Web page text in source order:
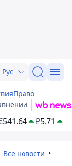
Рус
Право
541.64 ₽5.71
Все новости